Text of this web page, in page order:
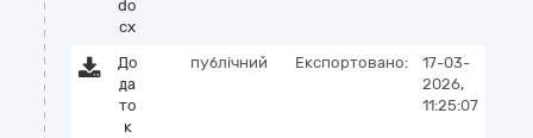
do
cx
До
да
то
к
публічний Експортовано:
17-03-
2026,
11:25:07